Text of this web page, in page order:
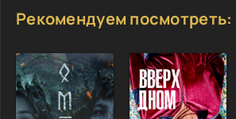
Рекомендуем посмотреть: